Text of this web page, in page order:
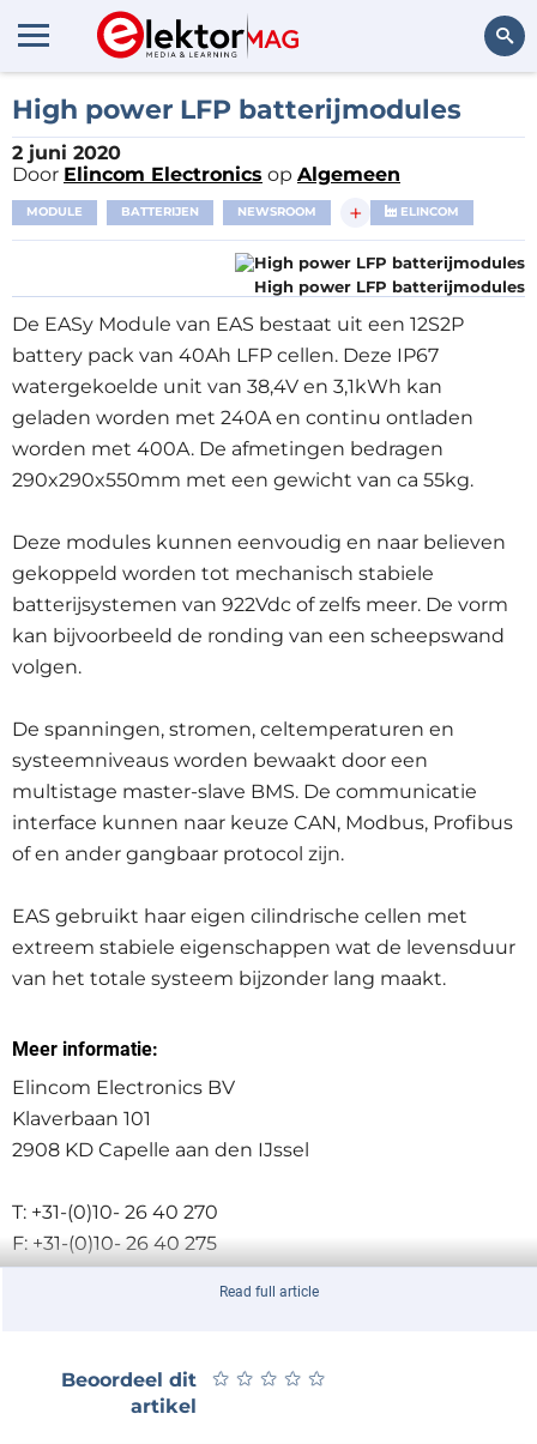
Zoeken
High power LFP batterijmodules
2 juni 2020
Door Elincom Electronics op Algemeen
MODULE BATTERIJEN NEWSROOM + ELINCOM
High power LFP batterijmodules
De EASy Module van EAS bestaat uit een 12S2P
battery pack van 40Ah LFP cellen. Deze IP67
watergekoelde unit van 38,4V en 3,1kWh kan
geladen worden met 240A en continu ontladen
worden met 400A. De afmetingen bedragen
290x290x550mm met een gewicht van ca 55kg.
Deze modules kunnen eenvoudig en naar believen
gekoppeld worden tot mechanisch stabiele
batterijsystemen van 922Vdc of zelfs meer. De vorm
kan bijvoorbeeld de ronding van een scheepswand
volgen.
De spanningen, stromen, celtemperaturen en
systeemniveaus worden bewaakt door een
multistage master-slave BMS. De communicatie
interface kunnen naar keuze CAN, Modbus, Profibus
of en ander gangbaar protocol zijn.
EAS gebruikt haar eigen cilindrische cellen met
extreem stabiele eigenschappen wat de levensduur
van het totale systeem bijzonder lang maakt.
Meer informatie:
Elincom Electronics BV
Klaverbaan 101
2908 KD Capelle aan den IJssel
T: +31-(0)10- 26 40 270
F: +31-(0)10- 26 40 275
newsroom
Read full article
Beoordeel dit
artikel
★ ★ ★ ★ ★
★ ★ ★ ★ ★